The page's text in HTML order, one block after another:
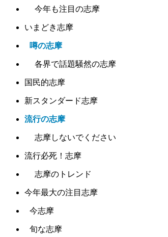
今年も注目の志摩
いまどき志摩
噂の志摩
各界で話題騒然の志摩
国民的志摩
新スタンダード志摩
流行の志摩
志摩しないでください
流行必死！志摩
志摩のトレンド
今年最大の注目志摩
今志摩
旬な志摩